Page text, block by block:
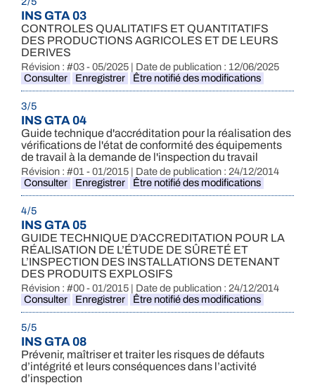
INS GTA 03
CONTROLES QUALITATIFS ET QUANTITATIFS
DES PRODUCTIONS AGRICOLES ET DE LEURS
DERIVES
Révision : #03 - 05/2025 | Date de publication : 12/06/2025
Consulter
Enregistrer Être notifié des modifications
3 / 5
INS GTA 04
Guide technique d'accréditation pour la réalisation des
vérifications de l'état de conformité des équipements
de travail à la demande de l'inspection du travail
Révision : #01 - 01/2015 | Date de publication : 24/12/2014
Consulter
Enregistrer Être notifié des modifications
4 / 5
INS GTA 05
GUIDE TECHNIQUE D’ACCREDITATION POUR LA
RÉALISATION DE L’ÉTUDE DE SÛRETÉ ET
L’INSPECTION DES INSTALLATIONS DETENANT
DES PRODUITS EXPLOSIFS
Révision : #00 - 01/2015 | Date de publication : 24/12/2014
Consulter
Enregistrer Être notifié des modifications
5 / 5
INS GTA 08
Prévenir, maîtriser et traiter les risques de défauts
d’intégrité et leurs conséquences dans l’activité
d’inspection